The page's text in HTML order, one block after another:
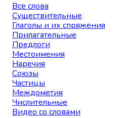
Все слова
Существительные
Глаголы и их спряжения
Прилагательные
Предлоги
Местоимения
Наречия
Союзы
Частицы
Междометия
Числительные
Видео со словами